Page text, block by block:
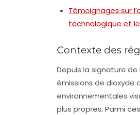
Témoignages sur
technologique et
Contexte des
Depuis la signature de
émissions de dioxyde
environnementales
plus propres. Parmi